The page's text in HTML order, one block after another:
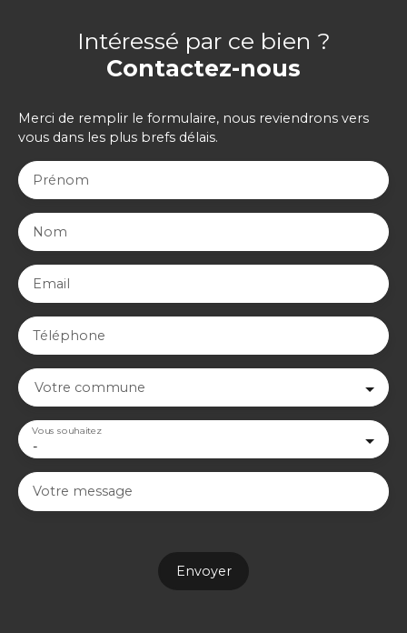
Intéressé par ce bien ?
Contactez-nous
Merci de remplir le formulaire, nous reviendrons vers
vous dans les plus brefs délais.
Prénom
Nom
Email
Téléphone
Votre commune
-
Vous souhaitez
Votre message
Envoyer